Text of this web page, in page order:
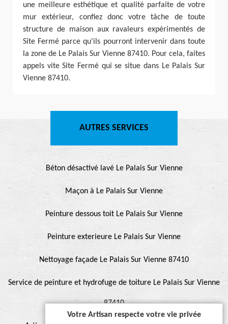
une meilleure esthétique et qualité parfaite de votre
mur extérieur, confiez donc votre tâche de toute
structure de maison aux ravaleurs expérimentés de
Site Fermé parce qu'ils pourront intervenir dans toute
la zone de Le Palais Sur Vienne 87410. Pour cela, faites
appels vite Site Fermé qui se situe dans Le Palais Sur
Vienne 87410.
AUTRES SERVICES
Béton désactivé lavé Le Palais Sur Vienne
Maçon à Le Palais Sur Vienne
Peinture dessous toit Le Palais Sur Vienne
Peinture exterieure Le Palais Sur Vienne
Nettoyage façade Le Palais Sur Vienne 87410
Service de peinture et hydrofuge de toiture Le Palais Sur Vienne
87410
Votre Artisan respecte votre vie privée